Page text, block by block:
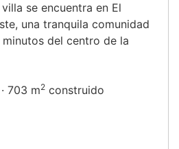
se encuentra en El
una tranquila comunidad
del centro de la
703 m2 construido